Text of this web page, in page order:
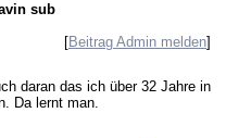
sub
[Beitrag Admin melden]
daran das ich über 32 Jahre in
Da lernt man.